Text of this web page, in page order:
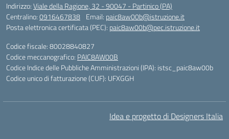
Indirizzo:Viale della Ragione, 32 - 90047 - Partinico (PA)
Centralino:0916467838 Email: paic8aw00b@istruzione.it
Posta elettronica certificata (PEC): paic8aw00b@pec.istruzione.it
Codice fiscale: 80028840827
Codice meccanografico: PAIC8AW00B
Codice Indice delle Pubbliche Amministrazioni (IPA): istsc_paic8aw00b
Codice unico di fatturazione (CUF): UFXGGH
Idea e progetto di Designers Italia